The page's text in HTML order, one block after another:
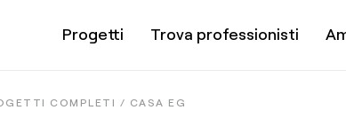
Progetti Trova professionisti
COMPLETI / CASA EG